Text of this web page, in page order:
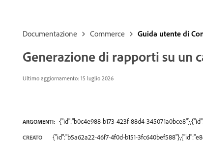
Documentazione Commerce Guida utente di
Generazione di rapporti su un
Ultimo aggiornamento: 15 luglio 2026
ARGOMENTI: {"id":"b0c4e988-b173-423f-88d4-
CREATO
{"id":"b5a62a22-46f7-4f0d-b151-